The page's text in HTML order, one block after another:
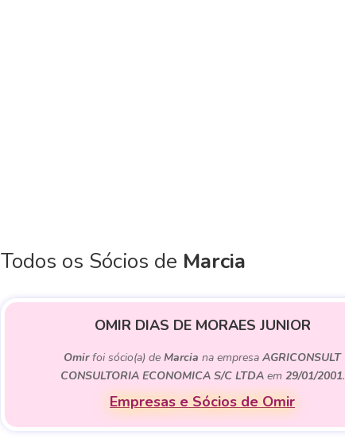
Todos os Sócios de Marcia
OMIR DIAS DE MORAES JUNIOR
Omirfoi sócio(a) deMarcia na empresaAGRICONSULT
CONSULTORIA ECONOMICA S/C LTDAem 29/01/2001.
Empresas e Sócios de Omir